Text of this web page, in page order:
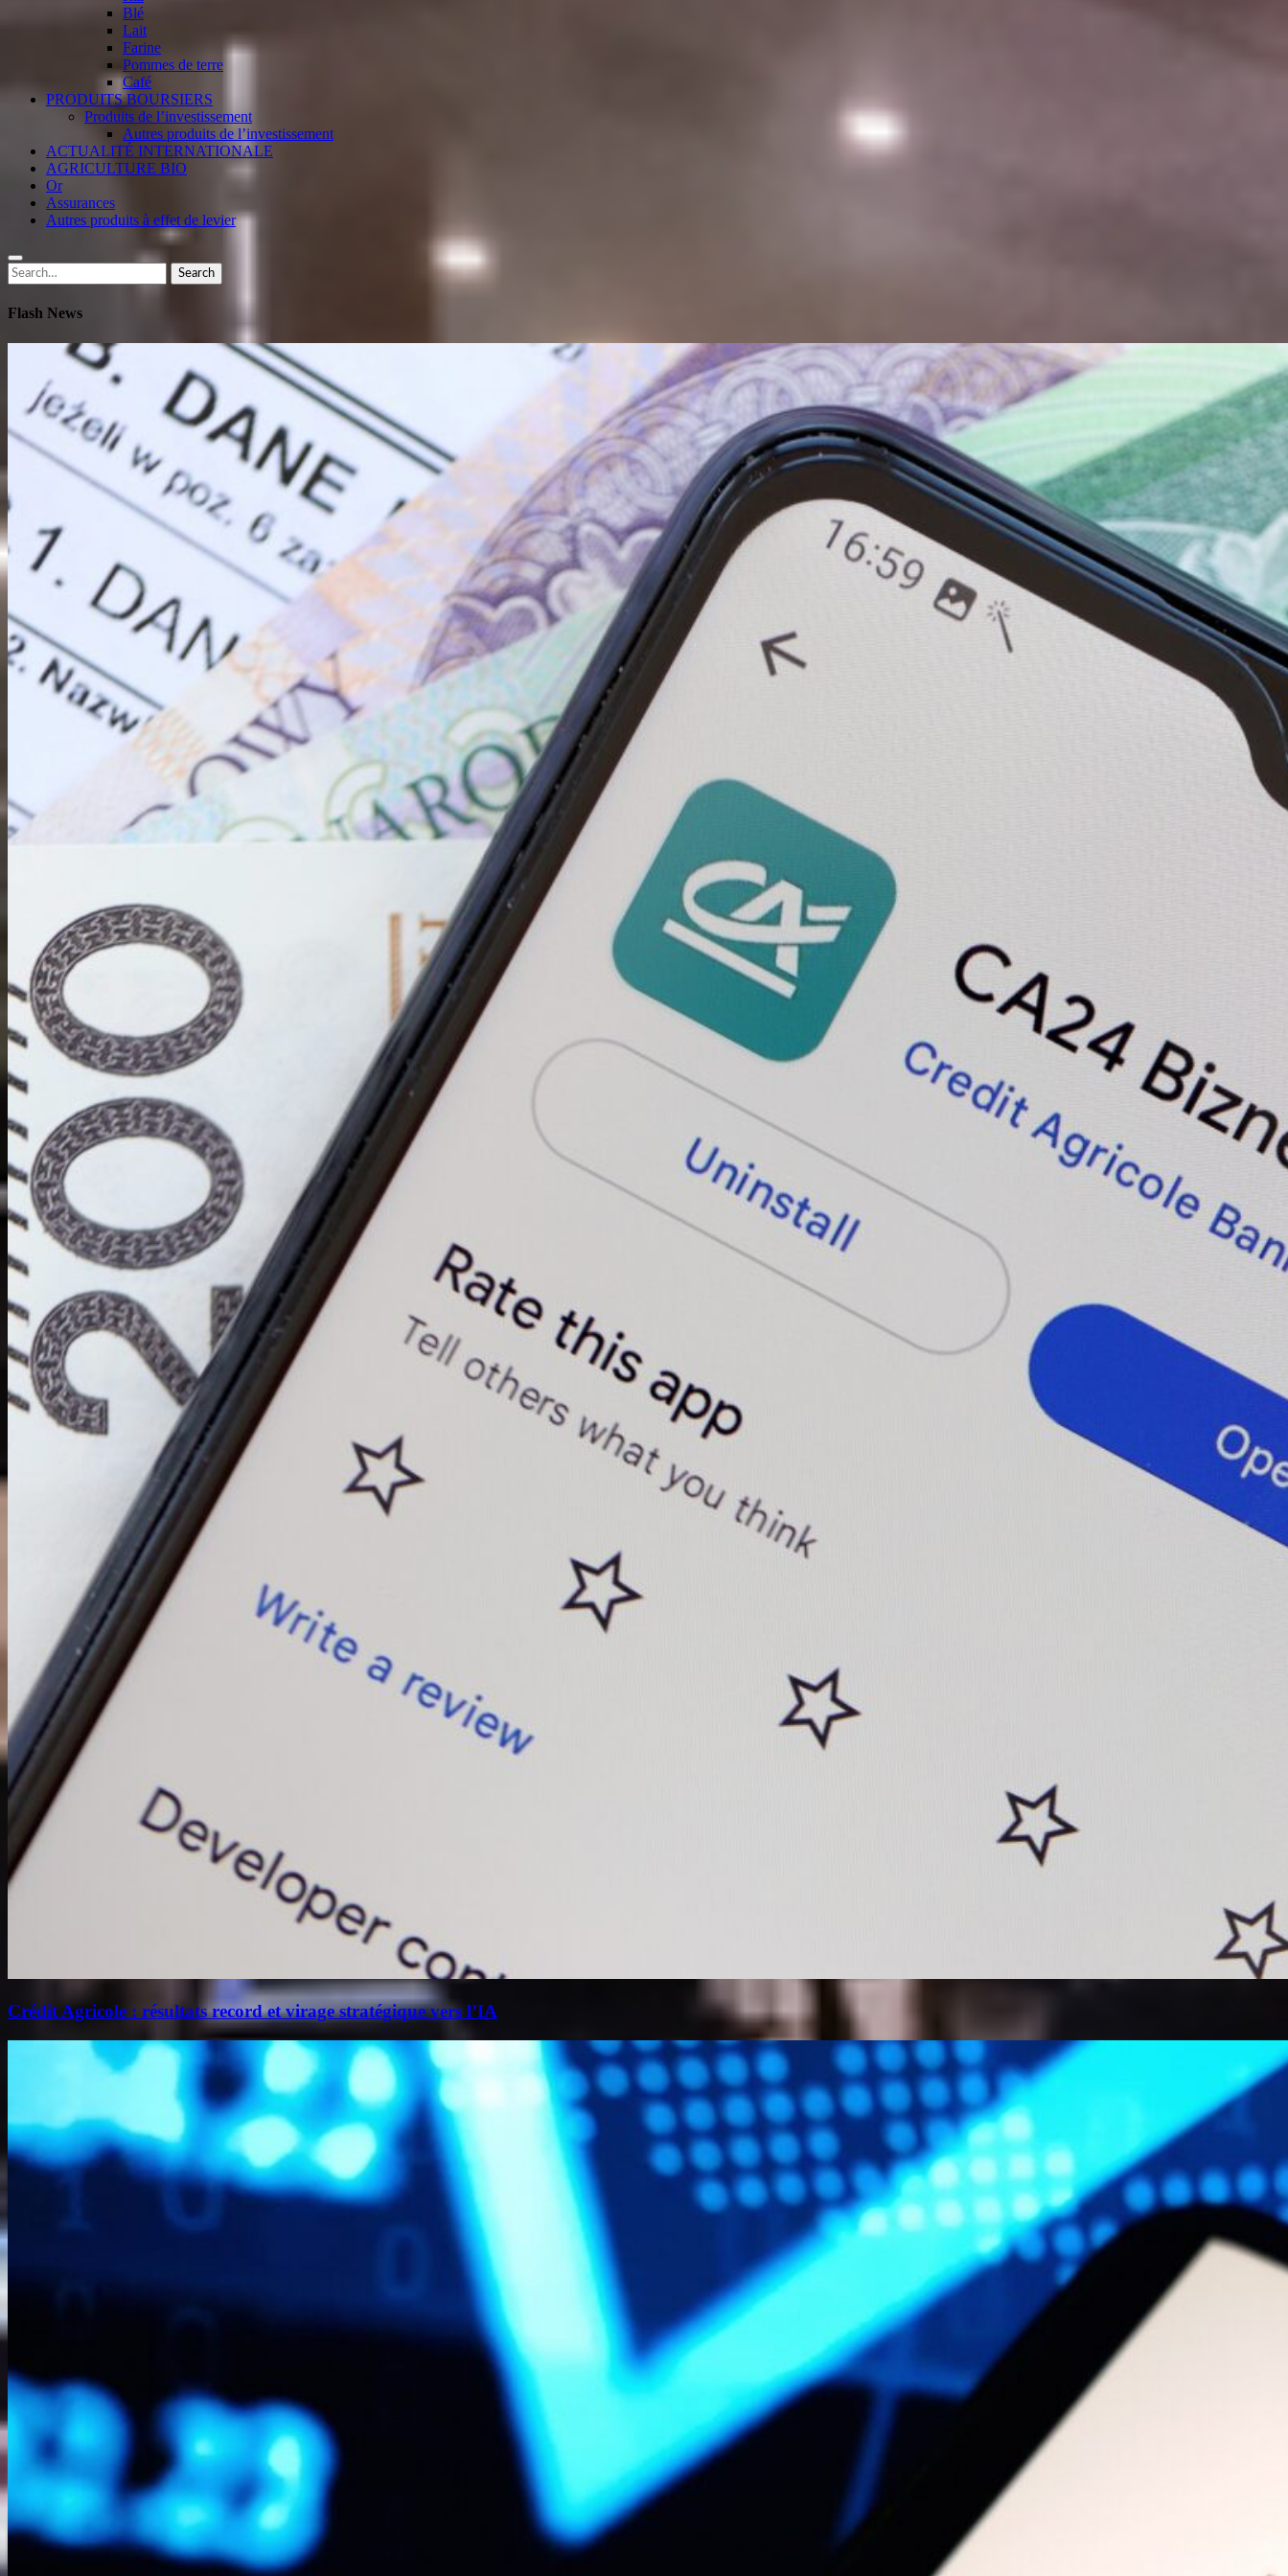
Blé
Lait
Farine
Pommes de terre
Café
PRODUITS BOURSIERS
Produits de l’investissement
Autres produits de l’investissement
ACTUALITÉ INTERNATIONALE
AGRICULTURE BIO
Or
Assurances
Autres produits à effet de levier
Search
for:
Search
Flash News
Crédit Agricole : résultats record et virage stratégique vers l’IA